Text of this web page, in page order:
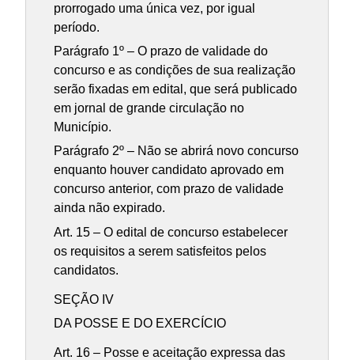
prorrogado uma única vez, por igual
período.
Parágrafo 1º – O prazo de validade do
concurso e as condições de sua realização
serão fixadas em edital, que será publicado
em jornal de grande circulação no
Município.
Parágrafo 2º – Não se abrirá novo concurso
enquanto houver candidato aprovado em
concurso anterior, com prazo de validade
ainda não expirado.
Art. 15 – O edital de concurso estabelecer
os requisitos a serem satisfeitos pelos
candidatos.
SEÇÃO IV
DA POSSE E DO EXERCÍCIO
Art. 16 – Posse e aceitação expressa das